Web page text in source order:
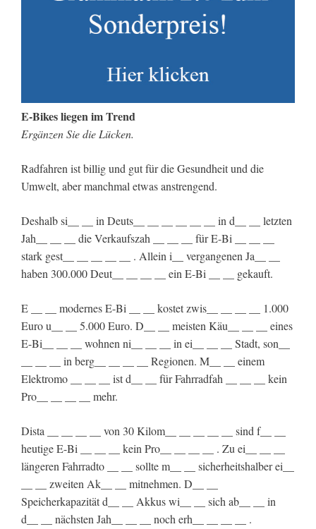
E-Bikes liegen im Trend
Ergänzen Sie die Lücken.
Radfahren ist billig und gut für die Gesundheit und die
Umwelt, aber manchmal etwas anstrengend.
Deshalb si__ __ in Deuts__ __ __ __ __ __ in d__ __ letzten
Jah__ __ __ die Verkaufszah __ __ __ für E-Bi __ __ __
stark gest__ __ __ __ __ . Allein i__ vergangenen Ja__ __
haben 300.000 Deut__ __ __ __ ein E-Bi __ __ gekauft.
E __ __ modernes E-Bi __ __ kostet zwis__ __ __ __ 1.000
Euro u__ __ 5.000 Euro. D__ __ meisten Käu__ __ __ eines
E-Bi__ __ __ wohnen ni__ __ __ in ei__ __ __ Stadt, son__
__ __ __ in berg__ __ __ __ Regionen. M__ __ einem
Elektromo __ __ __ ist d__ __ für Fahrradfah __ __ __ kein
Pro__ __ __ __ mehr.
Dista __ __ __ __ von 30 Kilom__ __ __ __ __ sind f__ __
heutige E-Bi __ __ __ kein Pro__ __ __ __ . Zu ei__ __ __
längeren Fahrradto __ __ sollte m__ __ sicherheitshalber ei__
__ __ zweiten Ak__ __ mitnehmen. D__ __
Speicherkapazität d__ __ Akkus wi__ __ sich ab__ __ in
d__ __ nächsten Jah__ __ __ noch erh__ __ __ __ .